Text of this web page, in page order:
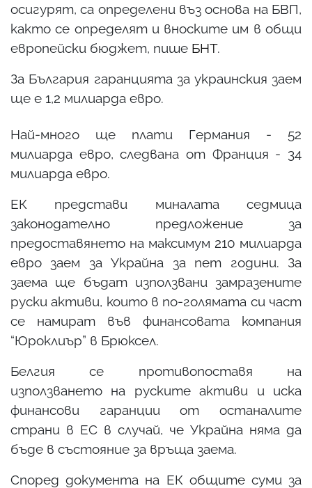
осигурят, са определени въз основа на БВП,
както се определят и вноските им в общи
европейски бюджет, пише БНТ.
За България гаранцията за украинския заем
ще е 1,2 милиарда евро.
Най-много ще плати Германия - 52
милиарда евро, следвана от Франция - 34
милиарда евро.
ЕК представи миналата седмица
законодателно предложение за
предоставянето на максимум 210 милиарда
евро заем за Украйна за пет години. За
заема ще бъдат използвани замразените
руски активи, които в по-голямата си част
се намират във финансовата компания
“Юроклиър” в Брюксел.
Белгия се противопоставя на
използването на руските активи и иска
финансови гаранции от останалите
страни в ЕС в случай, че Украйна няма да
бъде в състояние за връща заема.
Според документа на ЕК общите суми за